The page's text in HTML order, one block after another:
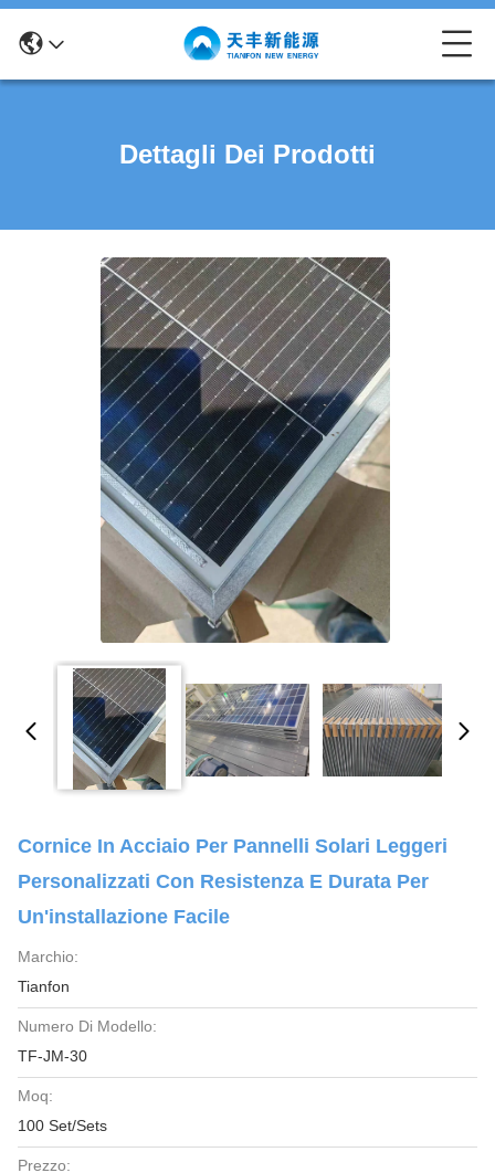
Dettagli Dei Prodotti
Cornice In Acciaio Per Pannelli Solari Leggeri
Personalizzati Con Resistenza E Durata Per
Un'installazione Facile
Marchio:
Tianfon
Numero Di Modello:
TF-JM-30
Moq:
100 Set/Sets
Prezzo: